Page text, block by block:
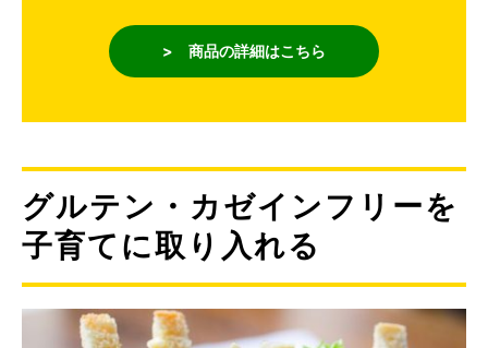
> 商品の詳細はこちら
グルテン・カゼインフリーを
子育てに取り入れる